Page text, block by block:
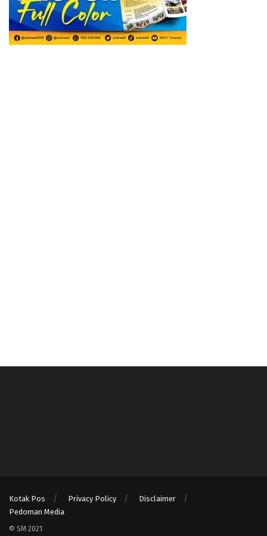
Kotak Pos Privacy Policy
Disclaimer
Pedoman Media
© SM 2021